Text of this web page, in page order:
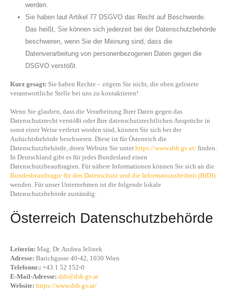
werden.
Sie haben laut Artikel 77 DSGVO das Recht auf Beschwerde.
Das heißt, Sie können sich jederzeit bei der Datenschutzbehörde
beschweren, wenn Sie der Meinung sind, dass die
Datenverarbeitung von personenbezogenen Daten gegen die
DSGVO verstößt.
Kurz gesagt: Sie haben Rechte – zögern Sie nicht, die oben gelistete
verantwortliche Stelle bei uns zu kontaktieren!
Wenn Sie glauben, dass die Verarbeitung Ihrer Daten gegen das
Datenschutzrecht verstößt oder Ihre datenschutzrechtlichen Ansprüche in
sonst einer Weise verletzt worden sind, können Sie sich bei der
Aufsichtsbehörde beschweren. Diese ist für Österreich die
Datenschutzbehörde, deren Website Sie unterhttps://www.dsb.gv.at/ finden.
In Deutschland gibt es für jedes Bundesland einen
Datenschutzbeauftragten. Für nähere Informationen können Sie sich an die
Bundesbeauftragte für den Datenschutz und die Informationsfreiheit (BfDI)
wenden. Für unser Unternehmen ist die folgende lokale
Datenschutzbehörde zuständig:
Österreich Datenschutzbehörde
Leiterin: Mag. Dr. Andrea Jelinek
Adresse: Barichgasse 40-42, 1030 Wien
Telefonnr.: +43 1 52 152-0
E-Mail-Adresse: dsb@dsb.gv.at
Website: https://www.dsb.gv.at/